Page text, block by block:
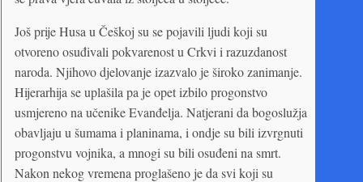
Još prije Husa u Češkoj su se pojavili ljudi koji su
otvoreno osuđivali pokvarenost u Crkvi i razuzdanost
naroda. Njihovo djelovanje izazvalo je široko zanimanje.
Hijerarhija se uplašila pa je opet izbilo progonstvo
usmjereno na učenike Evanđelja. Natjerani da bogoslužja
obavljaju u šumama i planinama, i ondje su bili izvrgnuti
progonstvu vojnika, a mnogi su bili osuđeni na smrt.
Nakon nekog vremena proglašeno je da svi koji su